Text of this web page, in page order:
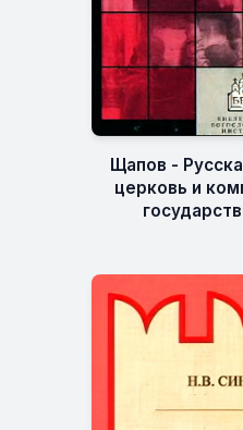
Щапов -
церковь и